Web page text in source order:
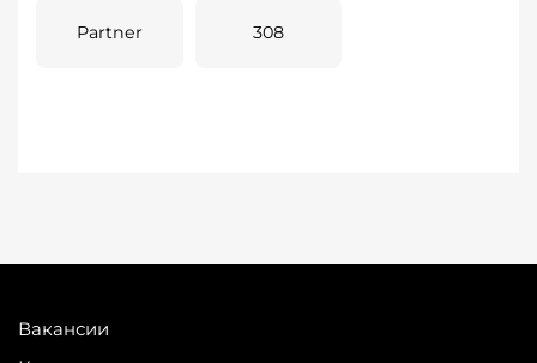
Partner 308
Вакансии